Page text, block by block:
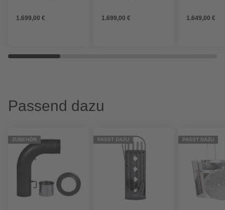
1.699,00 €
1.699,00 €
1.649,00 €
Passend dazu
ZUBEHÖR PASST DAZU PASST DAZU